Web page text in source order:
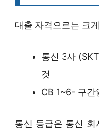
대출 자격으로는 크
통신 3사
것
CB 1~6- 구간
통신 등급은 통신